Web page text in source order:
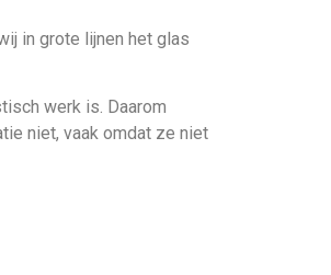
in grote lijnen het glas
werk is. Daarom
niet, vaak omdat ze niet